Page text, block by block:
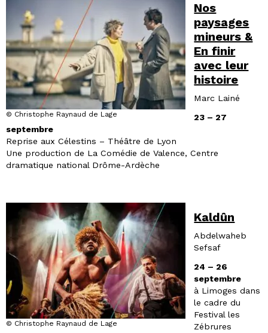
© Christophe Raynaud de Lage
Nos
paysages
mineurs &
En finir
avec leur
histoire
Marc Lainé
23 – 27
septembre
Reprise aux Célestins – Théâtre de Lyon
Une production de La Comédie de Valence, Centre
dramatique national Drôme-Ardèche
© Christophe Raynaud de Lage
Kaldûn
Abdelwaheb
Sefsaf
24 – 26
septembre
à Limoges dans
le cadre du
Festival les
Zébrures